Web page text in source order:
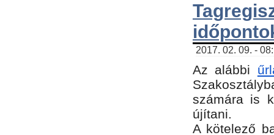
2017. 02. 09. -
Az alábbi
számára is
újítani.
​A kötelező